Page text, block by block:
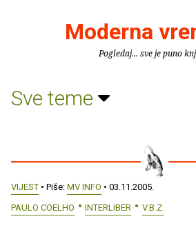
Moderna
Pogledaj... sve je puno
Sve teme
VIJEST • Piše: MV INFO • 03.11.2005.
PAULO COELHO
INTERLIBER V.B.Z.